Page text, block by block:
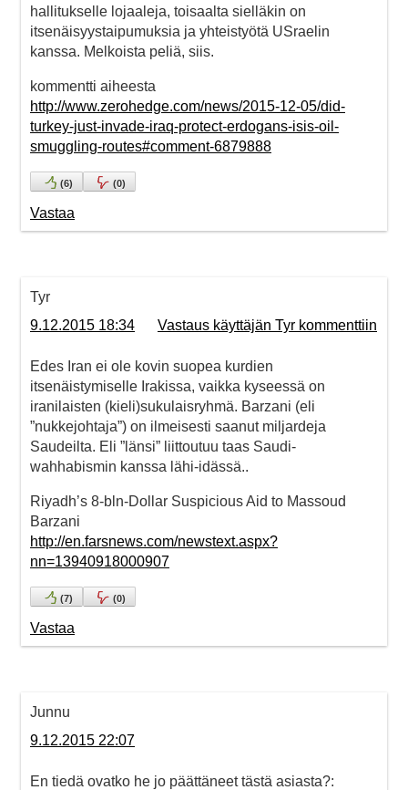
hallitukselle lojaaleja, toisaalta sielläkin on
itsenäisyystaipumuksia ja yhteistyötä USraelin
kanssa. Melkoista peliä, siis.
kommentti aiheesta
http://www.zerohedge.com/news/2015-12-05/did-
turkey-just-invade-iraq-protect-erdogans-isis-oil-
smuggling-routes#comment-6879888
(6) (0)
Vastaa
Tyr
9.12.2015 18:34
Vastaus käyttäjän Tyr kommenttiin
Edes Iran ei ole kovin suopea kurdien
itsenäistymiselle Irakissa, vaikka kyseessä on
iranilaisten (kieli)sukulaisryhmä. Barzani (eli
”nukkejohtaja”) on ilmeisesti saanut miljardeja
Saudeilta. Eli ”länsi” liittoutuu taas Saudi-
wahhabismin kanssa lähi-idässä..
Riyadh’s 8-bln-Dollar Suspicious Aid to Massoud
Barzani
http://en.farsnews.com/newstext.aspx?
nn=13940918000907
(7) (0)
Vastaa
Junnu
9.12.2015 22:07
En tiedä ovatko he jo päättäneet tästä asiasta?: